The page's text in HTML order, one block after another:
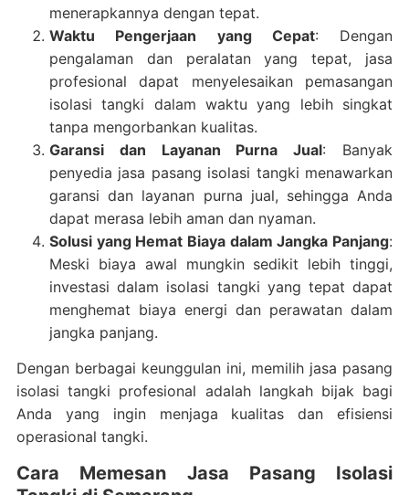
menerapkannya dengan tepat.
Waktu Pengerjaan yang Cepat: Dengan
pengalaman dan peralatan yang tepat, jasa
profesional dapat menyelesaikan pemasangan
isolasi tangki dalam waktu yang lebih singkat
tanpa mengorbankan kualitas.
Garansi dan Layanan Purna Jual: Banyak
penyedia jasa pasang isolasi tangki menawarkan
garansi dan layanan purna jual, sehingga Anda
dapat merasa lebih aman dan nyaman.
Solusi yang Hemat Biaya dalam Jangka Panjang:
Meski biaya awal mungkin sedikit lebih tinggi,
investasi dalam isolasi tangki yang tepat dapat
menghemat biaya energi dan perawatan dalam
jangka panjang.
Dengan berbagai keunggulan ini, memilih jasa pasang
isolasi tangki profesional adalah langkah bijak bagi
Anda yang ingin menjaga kualitas dan efisiensi
operasional tangki.
Cara Memesan Jasa Pasang Isolasi